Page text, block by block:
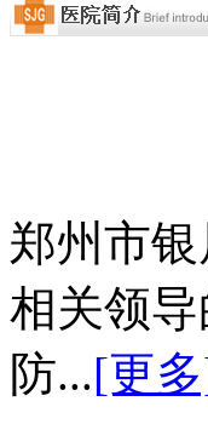
郑州市
相关领
防...[更